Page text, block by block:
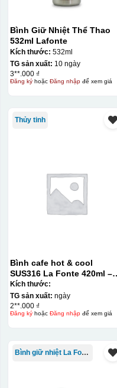
Bước 3: Xếp sản
nung ở nhiệt độ 700-
lại mực in logo dính
Bình Giữ Nhiệt Thể Thao
532ml Lafonte
Kích thước: 532ml
TG sản xuất: 10 ngày
3**.000 ₫
Đăng kýhoặc Đăng nhậpđể xem giá
Thủy tinh
Bình cafe hot & cool
SUS316 La Fonte 420ml –
012775
Kích thước:
TG sản xuất: ngày
2**.000 ₫
Đăng kýhoặc Đăng nhậpđể xem giá
Bình giữ nhiệt La Fonte